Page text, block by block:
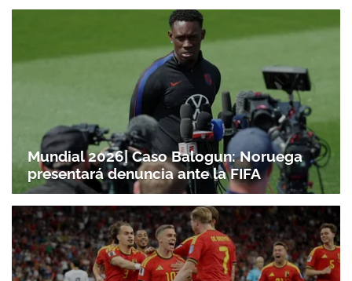
Mundial 2026| Caso Balogun: Noruega
presentará denuncia ante la FIFA